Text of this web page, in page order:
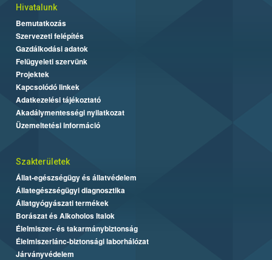
Hivatalunk
Bemutatkozás
Szervezeti felépítés
Gazdálkodási adatok
Felügyeleti szervünk
Projektek
Kapcsolódó linkek
Adatkezelési tájékoztató
Akadálymentességi nyilatkozat
Üzemeltetési információ
Szakterületek
Állat-egészségügy és állatvédelem
Állategészségügyi diagnosztika
Állatgyógyászati termékek
Borászat és Alkoholos Italok
Élelmiszer- és takarmánybiztonság
Élelmiszerlánc-biztonsági laborhálózat
Járványvédelem